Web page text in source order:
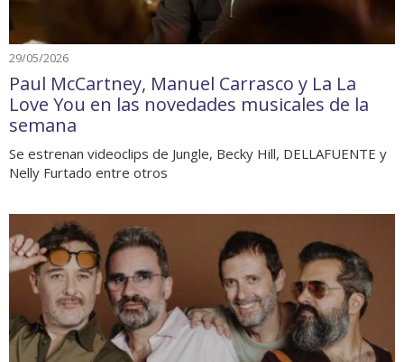
29/05/2026
Paul McCartney, Manuel Carrasco y La La
Love You en las novedades musicales de la
semana
Se estrenan videoclips de Jungle, Becky Hill, DELLAFUENTE y
Nelly Furtado entre otros